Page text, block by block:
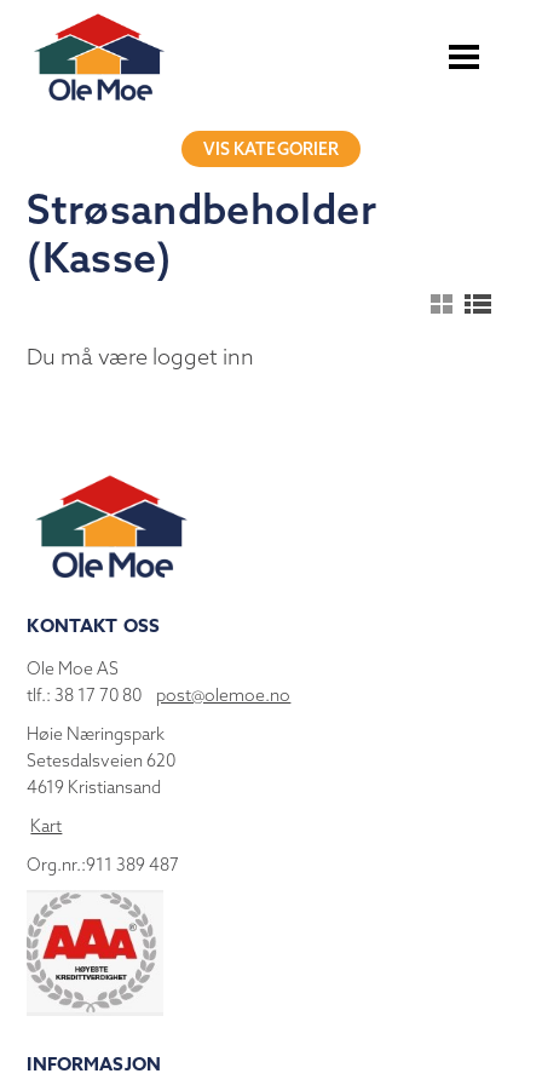
VIS KATEGORIER
Strøsandbeholder
(Kasse)
Du må være logget inn
KONTAKT OSS
Ole Moe AS
tlf.: 38 17 70 80 post@olemoe.no
Høie Næringspark
Setesdalsveien 620
4619 Kristiansand
Kart
Org.nr.:911 389 487
INFORMASJON